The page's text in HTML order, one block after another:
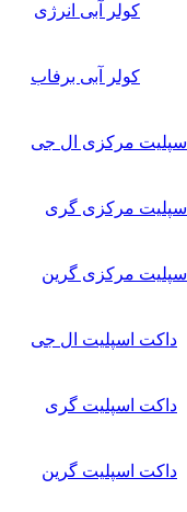
کولر آبی انرژی
کولر آبی برفاب
اسپلیت مرکزی ال جی
اسپلیت مرکزی گری
اسپلیت مرکزی گرین
داکت اسپلیت ال جی
داکت اسپلیت گری
داکت اسپلیت گرین